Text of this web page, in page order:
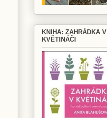
KNIHA: ZAHRÁDKA V
KVĚTINÁČI